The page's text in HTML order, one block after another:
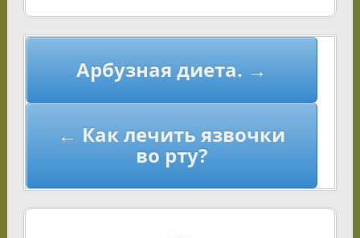
Навигация
записям
Арбузная диета. →
← Как лечить язвочки
во рту?